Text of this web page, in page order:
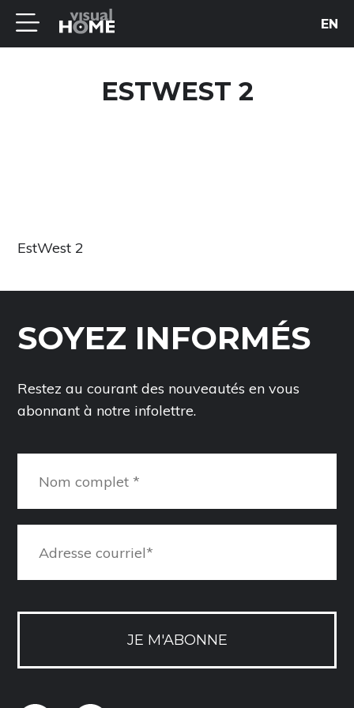
EN
ESTWEST 2
EstWest 2
SOYEZ INFORMÉS
Restez au courant des nouveautés en vous
abonnant à notre infolettre.
JE M'ABONNE